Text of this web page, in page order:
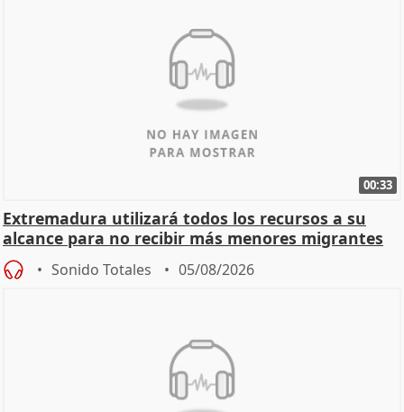
00:33
Extremadura utilizará todos los recursos a su
alcance para no recibir más menores migrantes
Sonido Totales 05/08/2026